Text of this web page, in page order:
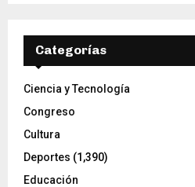
Categorías
Ciencia y Tecnología
Congreso
Cultura
Deportes (1,390)
Educación